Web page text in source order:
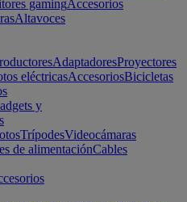
gamingAccesorios
Altavoces
AdaptadoresProyectores
eléctricasAccesoriosBicicletas
y
TrípodesVideocámaras
de alimentaciónCables